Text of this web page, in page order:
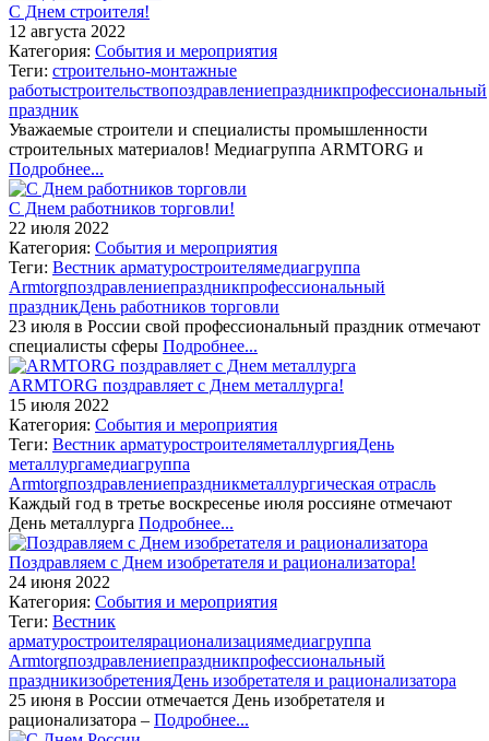
С Днем строителя!
12 августа 2022
Категория: События и мероприятия
Теги: строительно-монтажные
работыстроительствопоздравлениепраздникпрофессиональный
праздник
Уважаемые строители и специалисты промышленности
строительных материалов! Медиагруппа ARMTORG и
Подробнее...
С Днем работников торговли!
22 июля 2022
Категория: События и мероприятия
Теги: Вестник арматуростроителямедиагруппа
Armtorgпоздравлениепраздникпрофессиональный
праздникДень работников торговли
23 июля в России свой профессиональный праздник отмечают
специалисты сферы Подробнее...
ARMTORG поздравляет с Днем металлурга!
15 июля 2022
Категория: События и мероприятия
Теги: Вестник арматуростроителяметаллургияДень
металлургамедиагруппа
Armtorgпоздравлениепраздникметаллургическая отрасль
Каждый год в третье воскресенье июля россияне отмечают
День металлурга Подробнее...
Поздравляем с Днем изобретателя и рационализатора!
24 июня 2022
Категория: События и мероприятия
Теги: Вестник
арматуростроителярационализациямедиагруппа
Armtorgпоздравлениепраздникпрофессиональный
праздникизобретенияДень изобретателя и рационализатора
25 июня в России отмечается День изобретателя и
рационализатора – Подробнее...